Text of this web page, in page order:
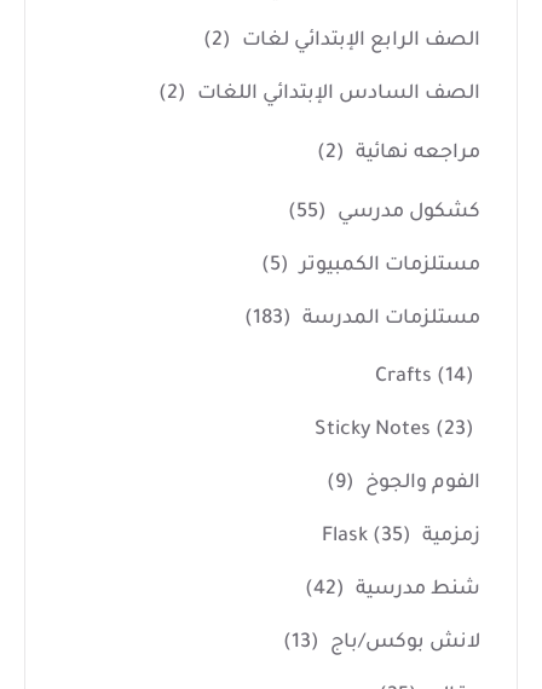
الصف الرابع الإبتدائي لغات (2)
الصف السادس الإبتدائي اللغات (2)
مراجعه نهائية (2)
كشكول مدرسي (55)
مستلزمات الكمبيوتر (5)
مستلزمات المدرسة (183)
Crafts (14)
Sticky Notes (23)
الفوم والجوخ (9)
زمزمية Flask (35)
شنط مدرسية (42)
لانش بوكس/باج (13)